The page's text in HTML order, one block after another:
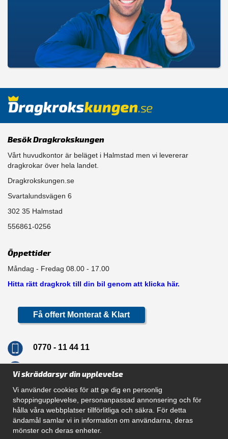
Besök Dragkrokskungen
Vårt huvudkontor är beläget i Halmstad men vi levererar
dragkrokar över hela landet.
Dragkrokskungen.se
Svartalundsvägen 6
302 35 Halmstad
556861-0256
Öppettider
Måndag - Fredag 08.00 - 17.00
Hitta rätt dragkrok till din bil genom att klicka här.
Få offert Monterat & Klart
0770 - 11 44 11
Navigation
Hur beställer jag
Vi skräddarsyr din upplevelse
Vi använder cookies för att ge dig en personlig
shoppingupplevelse, personanpassad annonsering och för
hålla våra webbplatser tillförlitliga och säkra. För detta
ändamål samlar vi in information om användarna, deras
mönster och deras enheter.